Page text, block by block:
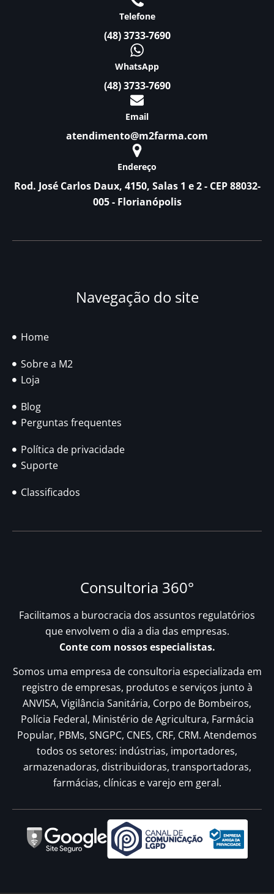
Telefone
(48) 3733-7690
WhatsApp
(48) 3733-7690
Email
atendimento@m2farma.com
Endereço
Rod. José Carlos Daux, 4150, Salas 1 e 2 - CEP 88032-
005 - Florianópolis
Navegação do site
Home
Sobre a M2
Loja
Blog
Perguntas frequentes
Política de privacidade
Suporte
Classificados
Consultoria 360°
Facilitamos a burocracia dos assuntos regulatórios
que envolvem o dia a dia das empresas.
Conte com nossos especialistas.
Somos uma empresa de consultoria especializada em
registro de empresas, produtos e serviços junto à
ANVISA, Vigilância Sanitária, Corpo de Bombeiros,
Polícia Federal, Ministério de Agricultura, Farmácia
Popular, PBMs, SNGPC, CNES, CRF, CRM. Atendemos
todos os setores: indústrias, importadores,
armazenadoras, distribuidoras, transportadoras,
farmácias, clínicas e varejo em geral.